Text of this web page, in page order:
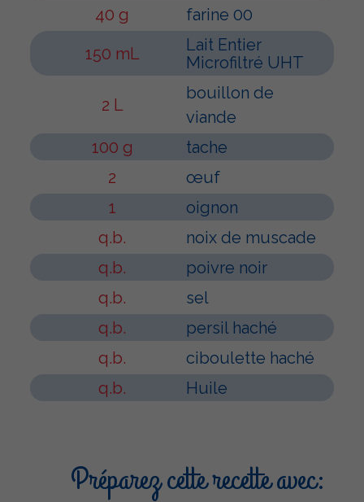
40 g
farine 00
150 mL
Lait Entier
Microfiltré UHT
2 L
bouillon de
viande
100 g
tache
2
œuf
1
oignon
q.b.
noix de muscade
q.b.
poivre noir
q.b.
sel
q.b.
persil haché
q.b.
ciboulette haché
q.b.
Huile
Préparez cette recette avec: